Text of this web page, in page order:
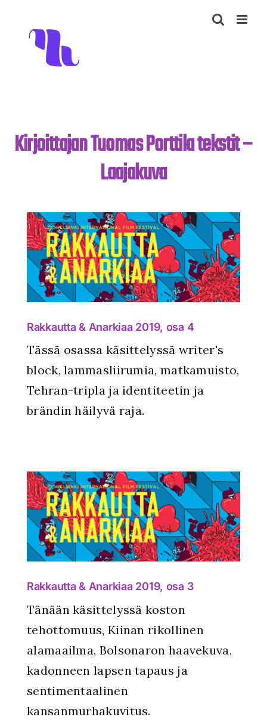
content
Kirjoittajan Tuomas Porttila tekstit –
Laajakuva
Rakkautta & Anarkiaa 2019, osa 4
Tässä osassa käsittelyssä writer's
block, lammasliirumia, matkamuisto,
Tehran-tripla ja identiteetin ja
brändin häilyvä raja.
Rakkautta & Anarkiaa 2019, osa 3
Tänään käsittelyssä koston
tehottomuus, Kiinan rikollinen
alamaailma, Bolsonaron haavekuva,
kadonneen lapsen tapaus ja
sentimentaalinen
kansanmurhakuvitus.